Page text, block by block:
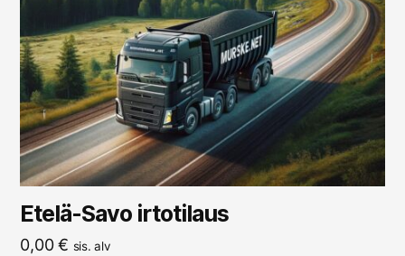
Etelä-Savo irtotilaus
0,00€ sis. alv